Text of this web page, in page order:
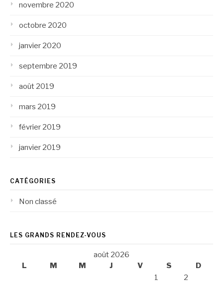
novembre 2020
octobre 2020
janvier 2020
septembre 2019
août 2019
mars 2019
février 2019
janvier 2019
CATÉGORIES
Non classé
LES GRANDS RENDEZ-VOUS
août 2026
L
M M J V S
D
1
2